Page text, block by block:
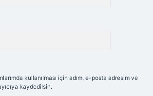
kullanılması için adım, e-posta adresim ve
kaydedilsin.